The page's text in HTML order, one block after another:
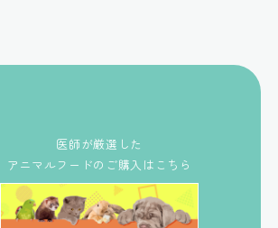
医師が厳選した
アニマルフードのご購入はこちら